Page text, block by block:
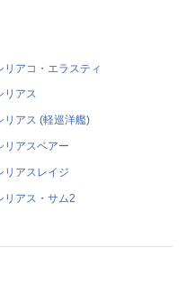
リアコ・エラスティ
リアス
リアス (軽巡洋艦)
リアスベアー
リアスレイジ
リアス・サム2